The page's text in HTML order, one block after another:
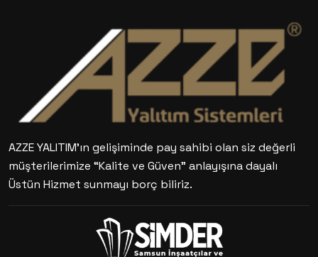
AZZE YALITIM’ın gelişiminde pay sahibi olan siz değerli
müşterilerimize “Kalite ve Güven” anlayışına dayalı
Üstün Hizmet sunmayı borç biliriz.